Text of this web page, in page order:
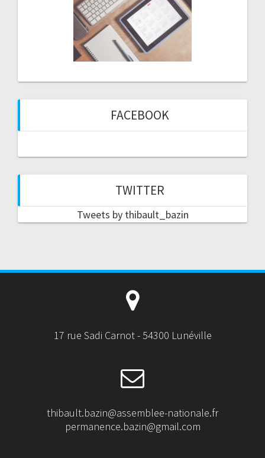
FACEBOOK
TWITTER
Tweets by thibault_bazin
17 rue Sadi Carnot - 54300 Lunéville
thibault.bazin@assemblee-nationale.fr
permanence.bazin@gmail.com